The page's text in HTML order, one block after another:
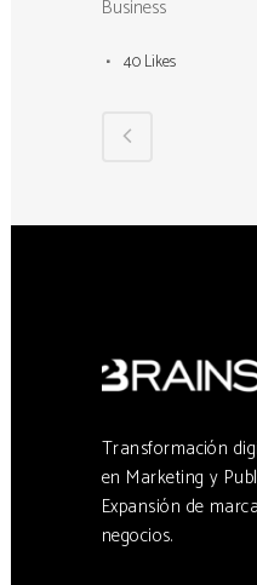
Business
40Likes
Transformación
en Marketing y
Expansión de
negocios.